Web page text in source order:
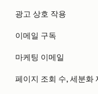
광고 상호 작용
이메일 구독
마케팅 이메일
페이지 조회 수, 세분화